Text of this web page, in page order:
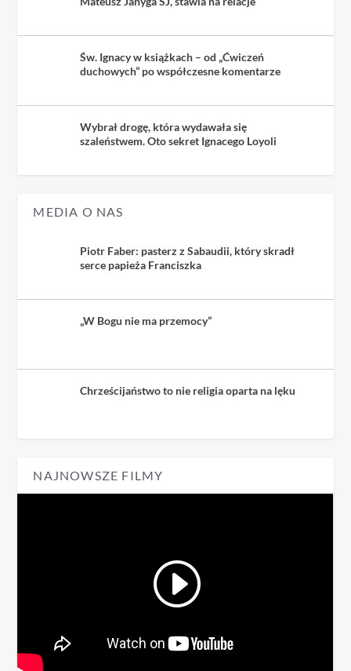
Św. Ignacy w książkach – od „Ćwiczeń
duchowych” po współczesne komentarze
Wybrał drogę, która wydawała się
szaleństwem. Oto sekret Ignacego Loyoli
MEDIA O NAS
Piotr Faber: pasterz z Sabaudii, który skradł
serce papieża Franciszka
„W Bogu nie ma przemocy”
Chrześcijaństwo to nie religia oparta na lęku
NAJNOWSZE FILMY